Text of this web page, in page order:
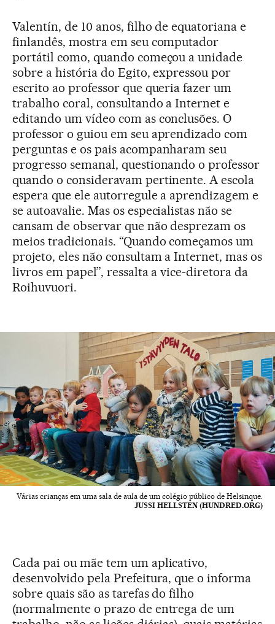
Valentín, de 10 anos, filho de equatoriana e
finlandês, mostra em seu computador
portátil como, quando começou a unidade
sobre a história do Egito, expressou por
escrito ao professor que queria fazer um
trabalho coral, consultando a Internet e
editando um vídeo com as conclusões. O
professor o guiou em seu aprendizado com
perguntas e os pais acompanharam seu
progresso semanal, questionando o professor
quando o consideravam pertinente. A escola
espera que ele autorregule a aprendizagem e
se autoavalie. Mas os especialistas não se
cansam de observar que não desprezam os
meios tradicionais. “Quando começamos um
projeto, eles não consultam a Internet, mas os
livros em papel”, ressalta a vice-diretora da
Roihuvuori.
Várias crianças em uma sala de aula de um colégio público de Helsinque.
JUSSI HELLSTEN (HUNDRED.ORG)
Cada pai ou mãe tem um aplicativo,
desenvolvido pela Prefeitura, que o informa
sobre quais são as tarefas do filho
(normalmente o prazo de entrega de um